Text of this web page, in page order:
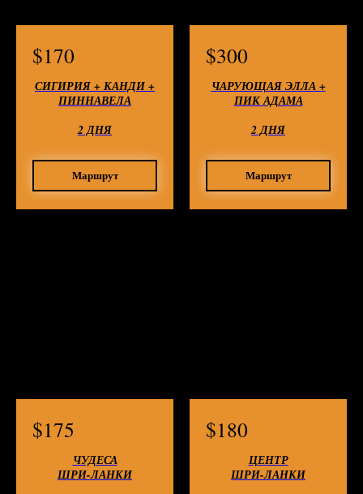
$170
СИГИРИЯ + КАНДИ +
ПИННАВЕЛА
2 ДНЯ
Маршрут
$300
ЧАРУЮЩАЯ ЭЛЛА +
ПИК АДАМА
2 ДНЯ
Маршрут
$175
ЧУДЕСА
ШРИ-ЛАНКИ
$180
ЦЕНТР
ШРИ-ЛАНКИ